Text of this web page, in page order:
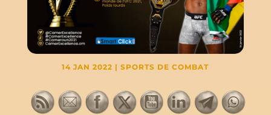
14 JAN 2022 |SPORTS DE COMBAT